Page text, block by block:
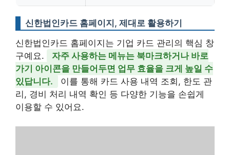
신한법인카드 홈페이지, 제대로 활용하기
신한법인카드 홈페이지는 기업 카드 관리의 핵심 창
구예요.
자주 사용하는 메뉴는 북마크하거나 바로
가기 아이콘을 만들어두면 업무 효율을 크게 높일 수
있답니다.
이를 통해 카드 사용 내역 조회, 한도 관
리, 경비 처리 내역 확인 등 다양한 기능을 손쉽게
이용할 수 있어요.